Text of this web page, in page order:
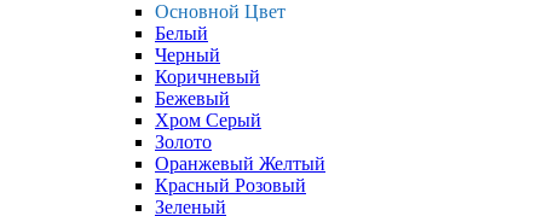
Основной Цвет
Белый
Черный
Коричневый
Бежевый
Хром Серый
Золото
Оранжевый Желтый
Красный Розовый
Зеленый